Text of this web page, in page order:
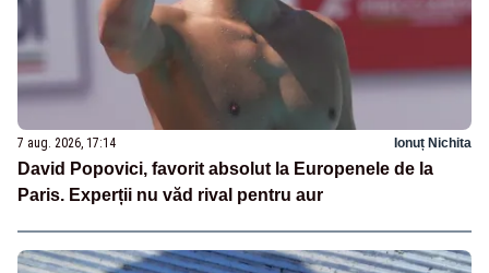
7 aug. 2026, 17:14 Ionuț Nichita
David Popovici, favorit absolut la Europenele de la
Paris. Experții nu văd rival pentru aur